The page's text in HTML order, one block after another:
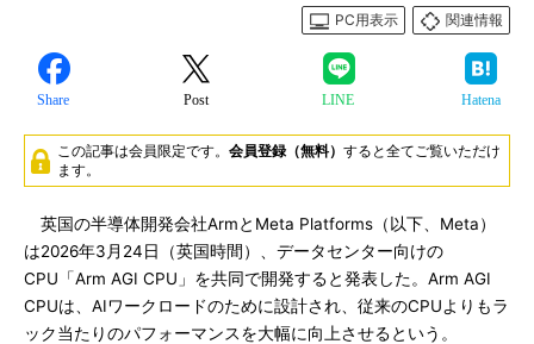
PC用表示
関連情報
Share Post LINE Hatena
この記事は会員限定です。 会員登録（無料） すると全てご覧いただけ
ます。
英国の半導体開発会社ArmとMeta Platforms（以下、Meta）
は2026年3月24日（英国時間）、データセンター向けの
CPU「Arm AGI CPU」を共同で開発すると発表した。Arm AGI
CPUは、AIワークロードのために設計され、従来のCPUよりもラ
ック当たりのパフォーマンスを大幅に向上させるという。